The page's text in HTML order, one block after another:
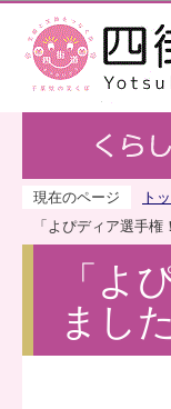
現在のページ ト
「よぴディア選手
「よ
ました